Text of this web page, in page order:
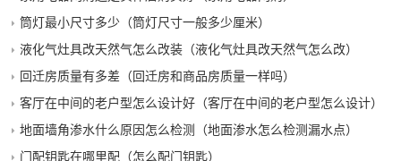
筒灯最小尺寸多少（筒灯尺寸一般多少厘米）
液化气灶具改天然气怎么改装（液化气灶具改天然气怎么改）
回迁房质量有多差（回迁房和商品房质量一样吗）
客厅在中间的老户型怎么设计好（客厅在中间的老户型怎么设计）
地面墙角渗水什么原因怎么检测（地面渗水怎么检测漏水点）
门配钥匙在哪里配（怎么配门钥匙）